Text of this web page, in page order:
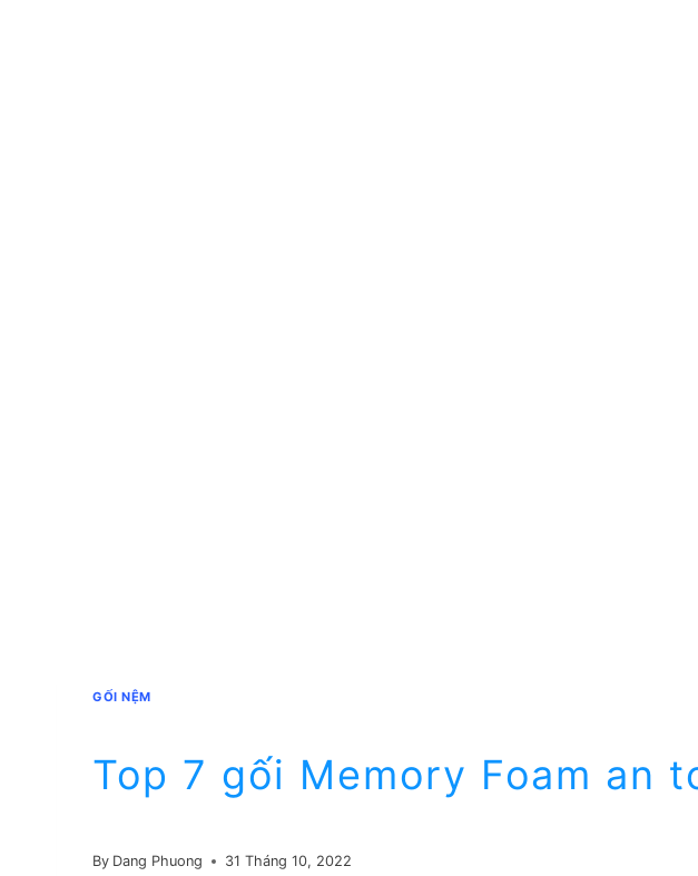
GỐI NỆM
Top 7 gối Memory Foam an
By Dang Phuong 31 Tháng 10, 2022